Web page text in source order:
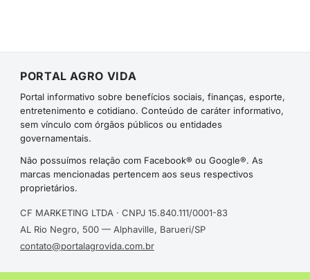
PORTAL AGRO VIDA
Portal informativo sobre benefícios sociais, finanças, esporte,
entretenimento e cotidiano. Conteúdo de caráter informativo,
sem vínculo com órgãos públicos ou entidades
governamentais.
Não possuímos relação com Facebook® ou Google®. As
marcas mencionadas pertencem aos seus respectivos
proprietários.
CF MARKETING LTDA · CNPJ 15.840.111/0001-83
AL Rio Negro, 500 — Alphaville, Barueri/SP
contato@portalagrovida.com.br